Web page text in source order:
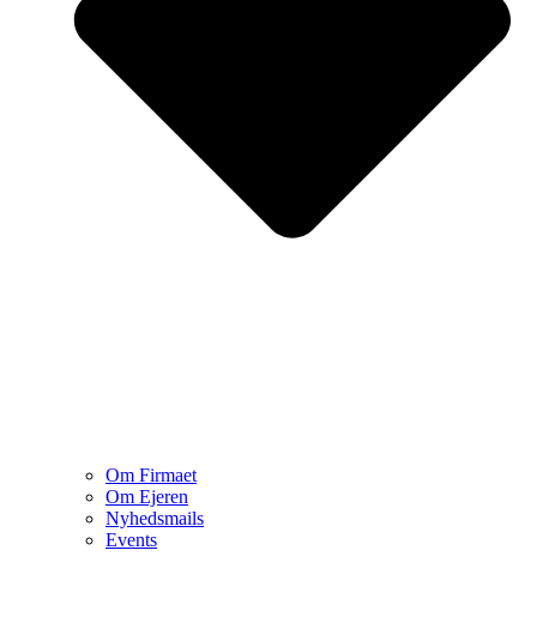
Om Firmaet
Om Ejeren
Nyhedsmails
Events